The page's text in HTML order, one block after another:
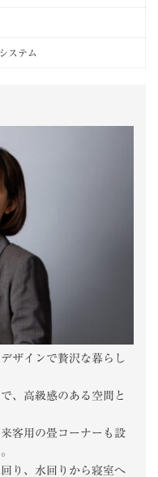
ステム
ザインで贅沢な暮らし
、高級感のある空間と
客用の畳コーナーも設
り、水回りから寝室へ